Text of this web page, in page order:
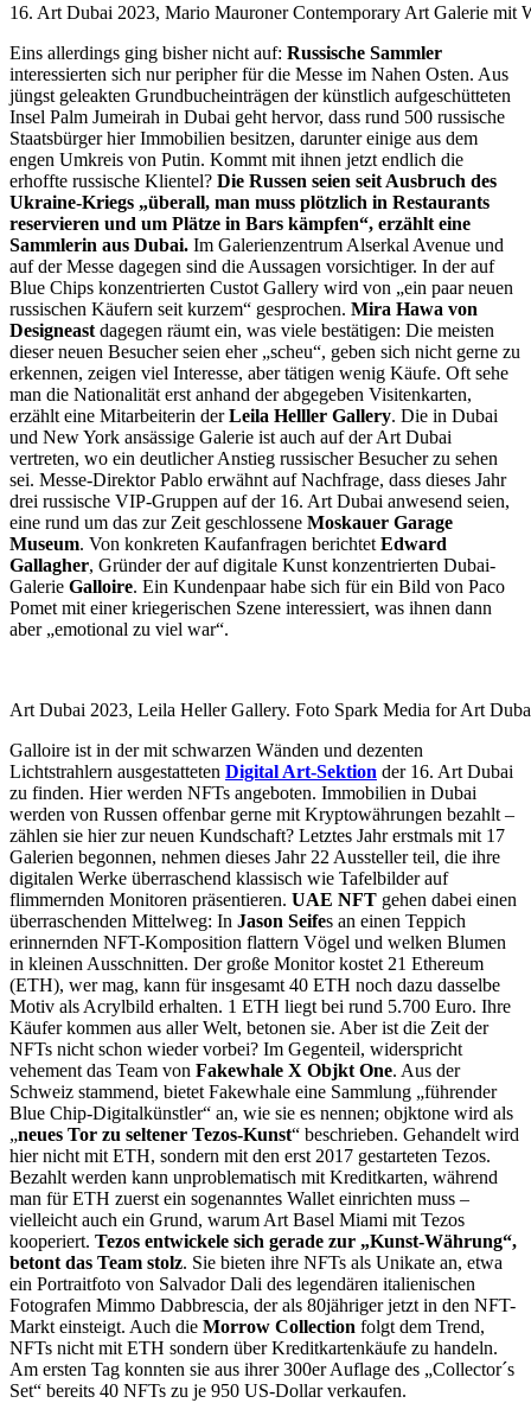
16. Art Dubai 2023, Mario Mauroner Contemporary Art Galerie mit
Eins allerdings ging bisher nicht auf: Russische Sammler
interessierten sich nur peripher für die Messe im Nahen Osten. Aus
jüngst geleakten Grundbucheinträgen der künstlich aufgeschütteten
Insel Palm Jumeirah in Dubai geht hervor, dass rund 500 russische
Staatsbürger hier Immobilien besitzen, darunter einige aus dem
engen Umkreis von Putin. Kommt mit ihnen jetzt endlich die
erhoffte russische Klientel? Die Russen seien seit Ausbruch des
Ukraine-Kriegs „überall, man muss plötzlich in Restaurants
reservieren und um Plätze in Bars kämpfen“, erzählt eine
Sammlerin aus Dubai. Im Galerienzentrum Alserkal Avenue und
auf der Messe dagegen sind die Aussagen vorsichtiger. In der auf
Blue Chips konzentrierten Custot Gallery wird von „ein paar neuen
russischen Käufern seit kurzem“ gesprochen. Mira Hawa von
Designeast dagegen räumt ein, was viele bestätigen: Die meisten
dieser neuen Besucher seien eher „scheu“, geben sich nicht gerne zu
erkennen, zeigen viel Interesse, aber tätigen wenig Käufe. Oft sehe
man die Nationalität erst anhand der abgegeben Visitenkarten,
erzählt eine Mitarbeiterin derLeila Helller Gallery. Die in Dubai
und New York ansässige Galerie ist auch auf der Art Dubai
vertreten, wo ein deutlicher Anstieg russischer Besucher zu sehen
sei. Messe-Direktor Pablo erwähnt auf Nachfrage, dass dieses Jahr
drei russische VIP-Gruppen auf der 16. Art Dubai anwesend seien,
eine rund um das zur Zeit geschlossene Moskauer Garage
Museum. Von konkreten Kaufanfragen berichtet Edward
Gallagher, Gründer der auf digitale Kunst konzentrierten Dubai-
Galerie Galloire. Ein Kundenpaar habe sich für ein Bild von Paco
Pomet mit einer kriegerischen Szene interessiert, was ihnen dann
aber „emotional zu viel war“.
Art Dubai 2023, Leila Heller Gallery. Foto Spark Media for Art
Galloire ist in der mit schwarzen Wänden und dezenten
Lichtstrahlern ausgestatteten Digital Art-Sektion der 16. Art Dubai
zu finden. Hier werden NFTs angeboten. Immobilien in Dubai
werden von Russen offenbar gerne mit Kryptowährungen bezahlt –
zählen sie hier zur neuen Kundschaft? Letztes Jahr erstmals mit 17
Galerien begonnen, nehmen dieses Jahr 22 Aussteller teil, die ihre
digitalen Werke überraschend klassisch wie Tafelbilder auf
flimmernden Monitoren präsentieren. UAE NFT gehen dabei einen
überraschenden Mittelweg: In Jason Seifes an einen Teppich
erinnernden NFT-Komposition flattern Vögel und welken Blumen
in kleinen Ausschnitten. Der große Monitor kostet 21 Ethereum
(ETH), wer mag, kann für insgesamt 40 ETH noch dazu dasselbe
Motiv als Acrylbild erhalten. 1 ETH liegt bei rund 5.700 Euro. Ihre
Käufer kommen aus aller Welt, betonen sie. Aber ist die Zeit der
NFTs nicht schon wieder vorbei? Im Gegenteil, widerspricht
vehement das Team von Fakewhale X Objkt One. Aus der
Schweiz stammend, bietet Fakewhale eine Sammlung „führender
Blue Chip-Digitalkünstler“ an, wie sie es nennen; objktone wird als
„neues Tor zu seltener Tezos-Kunst“ beschrieben. Gehandelt wird
hier nicht mit ETH, sondern mit den erst 2017 gestarteten Tezos.
Bezahlt werden kann unproblematisch mit Kreditkarten, während
man für ETH zuerst ein sogenanntes Wallet einrichten muss –
vielleicht auch ein Grund, warum Art Basel Miami mit Tezos
kooperiert. Tezos entwickele sich gerade zur „Kunst-Währung“,
betont das Team stolz. Sie bieten ihre NFTs als Unikate an, etwa
ein Portraitfoto von Salvador Dali des legendären italienischen
Fotografen Mimmo Dabbrescia, der als 80jähriger jetzt in den NFT-
Markt einsteigt. Auch die Morrow Collection folgt dem Trend,
NFTs nicht mit ETH sondern über Kreditkartenkäufe zu handeln.
Am ersten Tag konnten sie aus ihrer 300er Auflage des „Collector´s
Set“ bereits 40 NFTs zu je 950 US-Dollar verkaufen.